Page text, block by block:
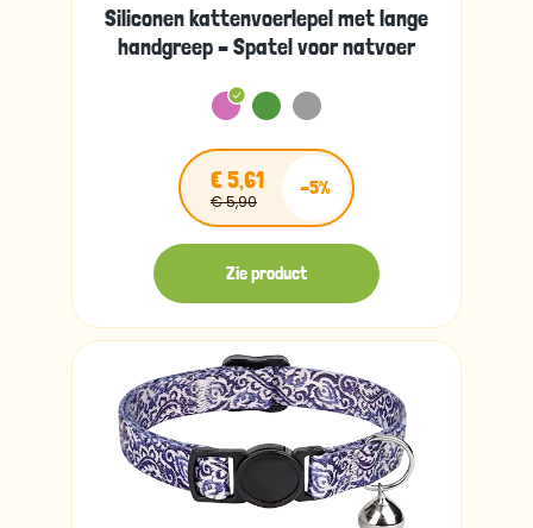
Siliconen kattenvoerlepel met lange
handgreep – Spatel voor natvoer
€ 5,61
€ 5,90
-5%
Zie product